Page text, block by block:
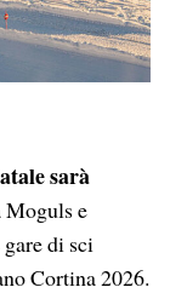
sarà
Moguls e
di sci
Cortina 2026.